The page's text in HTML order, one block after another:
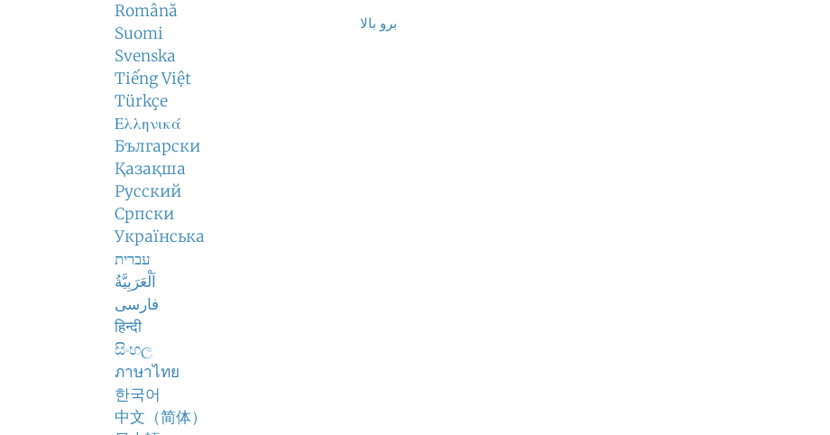
Română
Suomi
Svenska
Tiếng Việt
Türkçe
Ελληνικά
Български
Қазақша
Русский
Српски
Українська
עברית
اَلْعَرَبِيَّةُ
فارسی
हिन्दी
සිංහල
ภาษาไทย
한국어
中文（简体）
برو بالا